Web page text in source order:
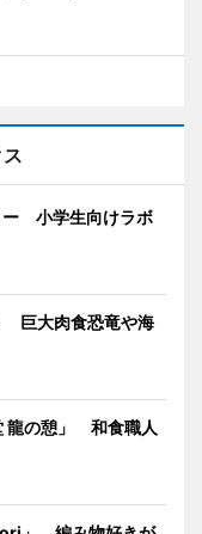
ー 小学生向けラボ
巨大肉食恐竜や海
龍の憩」 和食職人